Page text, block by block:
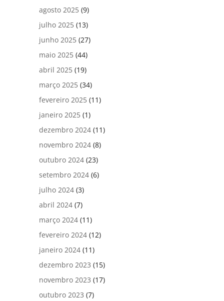
agosto 2025 (9)
julho 2025 (13)
junho 2025 (27)
maio 2025 (44)
abril 2025 (19)
março 2025 (34)
fevereiro 2025 (11)
janeiro 2025 (1)
dezembro 2024 (11)
novembro 2024 (8)
outubro 2024 (23)
setembro 2024 (6)
julho 2024 (3)
abril 2024 (7)
março 2024 (11)
fevereiro 2024 (12)
janeiro 2024 (11)
dezembro 2023 (15)
novembro 2023 (17)
outubro 2023 (7)